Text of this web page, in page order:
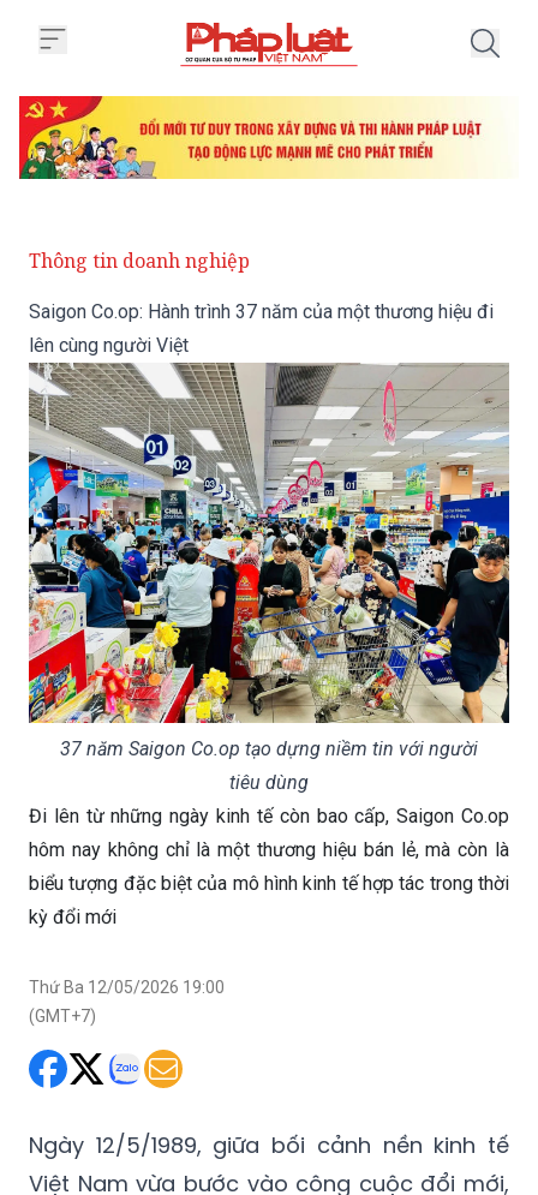
Thông tin doanh nghiệp
Saigon Co.op: Hành trình 37 năm của một thương hiệu đi
lên cùng người Việt
37 năm Saigon Co.op tạo dựng niềm tin với người
tiêu dùng
Đi lên từ những ngày kinh tế còn bao cấp, Saigon Co.op
hôm nay không chỉ là một thương hiệu bán lẻ, mà còn là
biểu tượng đặc biệt của mô hình kinh tế hợp tác trong thời
kỳ đổi mới
Thứ Ba 12/05/2026 19:00
(GMT+7)
Ngày 12/5/1989, giữa bối cảnh nền kinh tế
Việt Nam vừa bước vào công cuộc đổi mới,